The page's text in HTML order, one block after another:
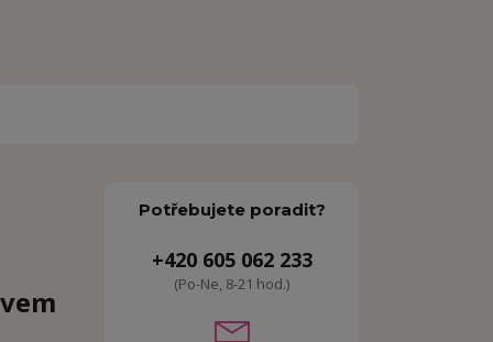
Potřebujete poradit?
+420 605 062 233
(Po-Ne, 8-21 hod.)